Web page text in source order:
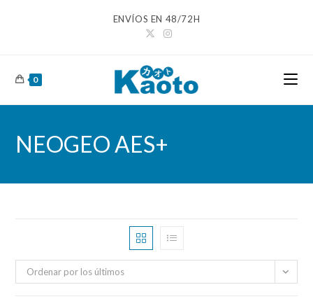
ENVÍOS EN 48/72H
0
NEOGEO AES+
Ordenar por los últimos